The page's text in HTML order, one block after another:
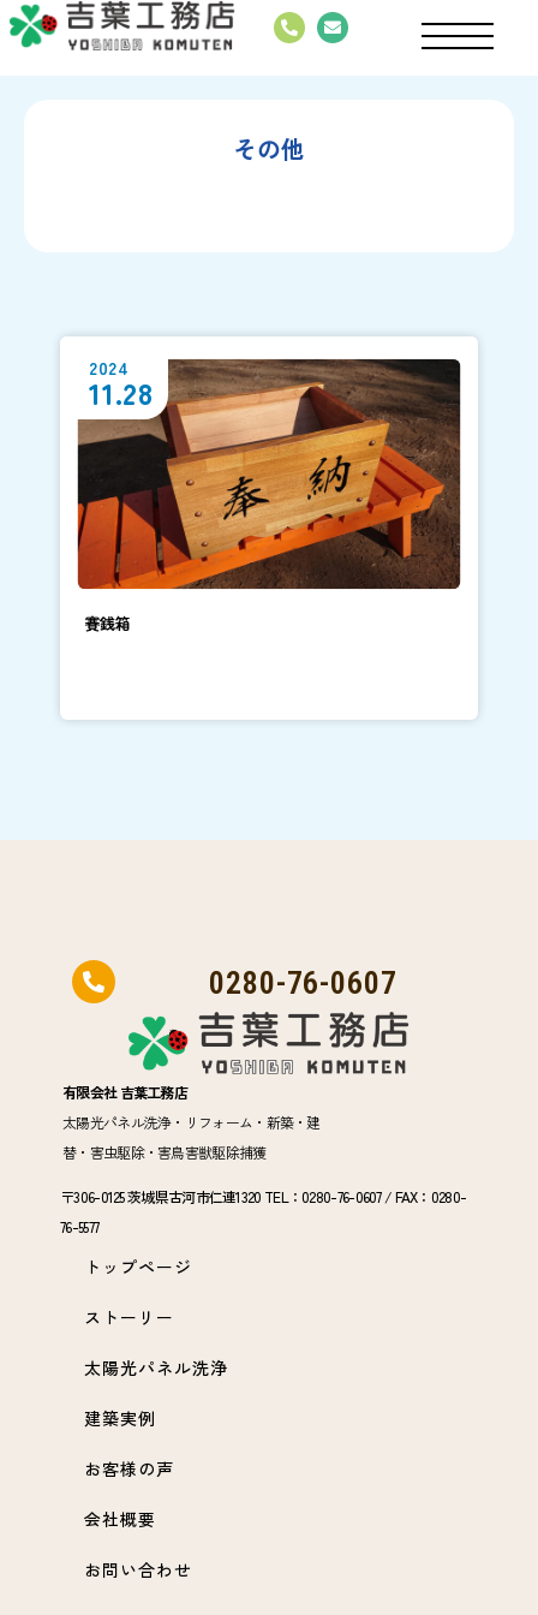
その他
2024
11.28
賽銭箱
0280-76-0607
有限会社 吉葉工務店
太陽光パネル洗浄・リフォーム・新築・建
替・害虫駆除・害鳥害獣駆除捕獲
〒306-0125 茨城県古河市仁連1320 TEL：0280-76-0607 / FAX：0280-
76-5577
トップページ
ストーリー
太陽光パネル洗浄
建築実例
お客様の声
会社概要
お問い合わせ